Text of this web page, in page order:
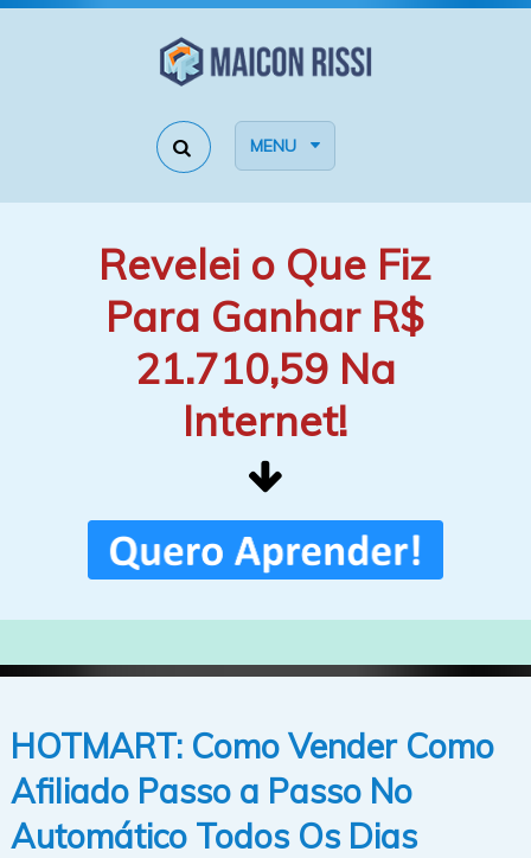
MENU
Revelei o Que Fiz
Para Ganhar R$
21.710,59 Na
Internet!
HOTMART: Como Vender Como
Afiliado Passo a Passo No
Automático Todos Os Dias